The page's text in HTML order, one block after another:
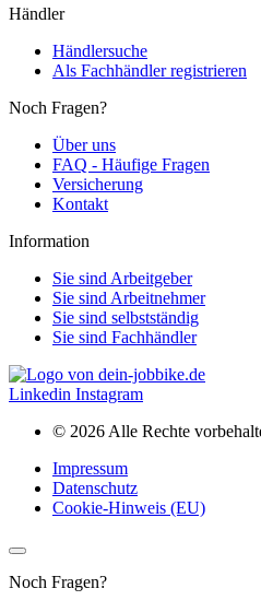
Händler
Händlersuche
Als Fachhändler registrieren
Noch Fragen?
Über uns
FAQ - Häufige Fragen
Versicherung
Kontakt
Information
Sie sind Arbeitgeber
Sie sind Arbeitnehmer
Sie sind selbstständig
Sie sind Fachhändler
Linkedin Instagram
© 2026 Alle Rechte
Impressum
Datenschutz
Cookie-Hinweis (EU)
Noch Fragen?